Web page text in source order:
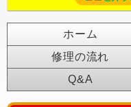
ホーム
修理の流れ
Q&A